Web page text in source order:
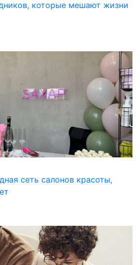
которые мешают жизни
сеть салонов красоты,